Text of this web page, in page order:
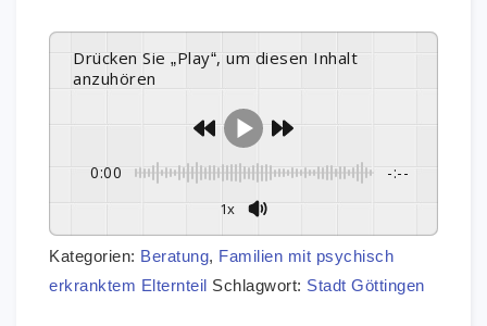
Drücken Sie „Play“, um diesen Inhalt
anzuhören
0:00 -:--
1x
Kategorien: Beratung, Familien mit psychisch
erkranktem Elternteil Schlagwort: Stadt Göttingen